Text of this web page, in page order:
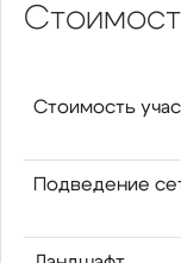
Стоимость
Подведение